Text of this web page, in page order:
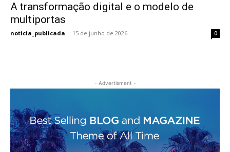
A transformação digital e o modelo de
multiportas
noticia_publicada - 15 de junho de 2026 0
- Advertisment -